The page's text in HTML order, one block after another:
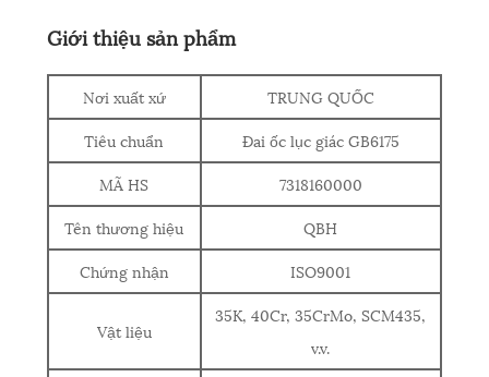
Giới thiệu sản phẩm
Nơi xuất xứ
TRUNG QUỐC
Tiêu chuẩn
Đai ốc lục giác GB6175
MÃ HS
7318160000
Tên thương hiệu
QBH
Chứng nhận
ISO9001
Vật liệu
35K, 40Cr, 35CrMo, SCM435,
v.v.